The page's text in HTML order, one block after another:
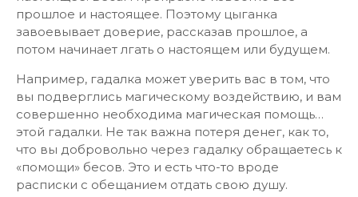
прошлое и настоящее. Поэтому цыганка
завоевывает доверие, рассказав прошлое, а
потом начинает лгать о настоящем или будущем.
Например, гадалка может уверить вас в том, что
вы подверглись магическому воздействию, и вам
совершенно необходима магическая помощь…
этой гадалки. Не так важна потеря денег, как то,
что вы добровольно через гадалку обращаетесь к
«помощи» бесов. Это и есть что-то вроде
расписки с обещанием отдать свою душу.